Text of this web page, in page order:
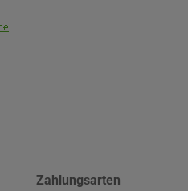
Zahlungsarten